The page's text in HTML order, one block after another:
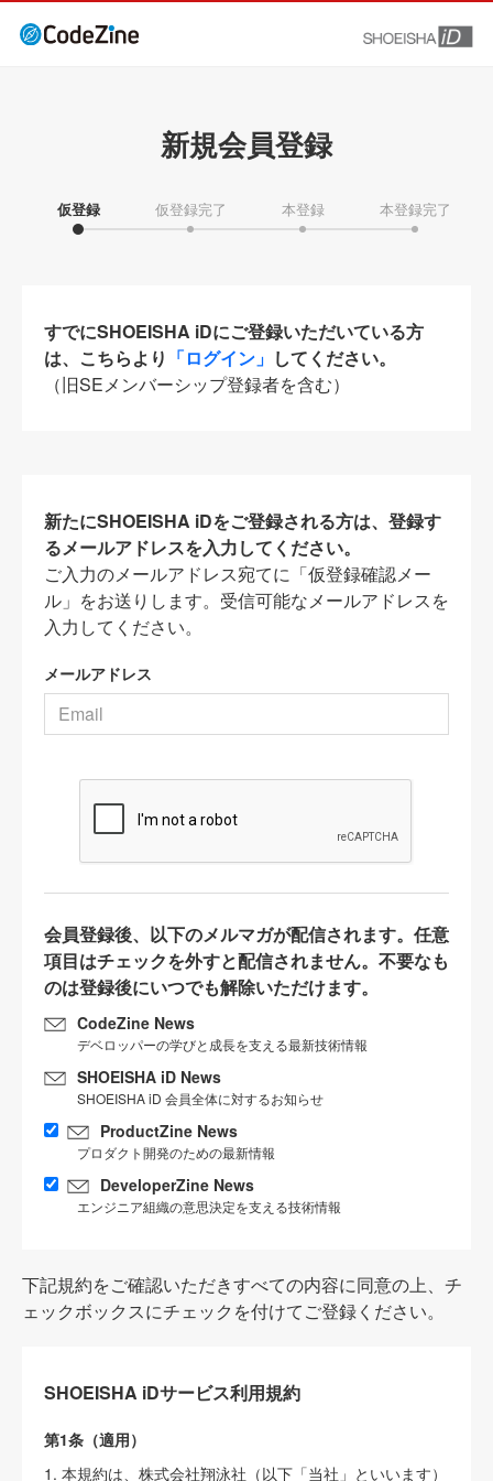
新規会員登録
仮登録 仮登録完了 本登録 本登録完了
すでにSHOEISHA iDにご登録いただいている方
は、こちらより 「ログイン」 してください。
（旧SEメンバーシップ登録者を含む）
新たにSHOEISHA iDをご登録される方は、登録す
るメールアドレスを入力してください。
ご入力のメールアドレス宛てに「仮登録確認メー
ル」をお送りします。受信可能なメールアドレスを
入力してください。
メールアドレス
会員登録後、以下のメルマガが配信されます。任意
項目はチェックを外すと配信されません。不要なも
のは登録後にいつでも解除いただけます。
CodeZine News
デベロッパーの学びと成長を支える最新技術情報
SHOEISHA iD News
SHOEISHA iD 会員全体に対するお知らせ
ProductZine News
プロダクト開発のための最新情報
DeveloperZine News
エンジニア組織の意思決定を支える技術情報
下記規約をご確認いただきすべての内容に同意の上、チ
ェックボックスにチェックを付けてご登録ください。
SHOEISHA iDサービス利用規約
第1条（適用）
1. 本規約は、株式会社翔泳社（以下「当社」といいます）